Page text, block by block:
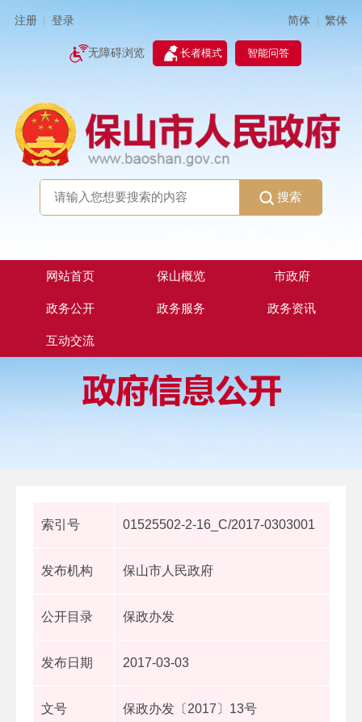
注册 登录 简体 | 繁体
无障碍浏览 长者模式 智能问答
搜索
网站首页 保山概览 市政府
政务公开 政务服务 政务资讯
互动交流
索引号 01525502-2-16_C/2017-0303001
发布机构 保山市人民政府
公开目录 保政办发
发布日期 2017-03-03
文号 保政办发〔2017〕13号